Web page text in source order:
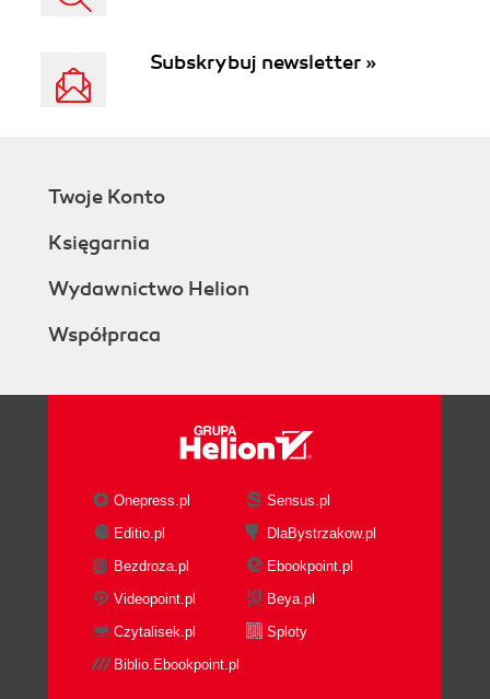
Subskrybuj newsletter »
Twoje Konto
Księgarnia
Wydawnictwo Helion
Współpraca
Onepress.pl
Sensus.pl
Editio.pl
DlaBystrzakow.pl
Bezdroza.pl
Ebookpoint.pl
Videopoint.pl
Beya.pl
Czytalisek.pl
Sploty
Biblio.Ebookpoint.pl